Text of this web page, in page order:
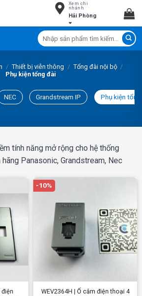
Xem chi
nhánh
Hải Phòng
Tìm
kiếm:
/ Thiết bị viễn thông / Tổng đài nội bộ /
Phụ kiện tổng đài
NEC Grandstream IP Phụ kiện
tính năng mở rộng cho hệ thống
Panasonic, Grandstream, Nec
điện
-10%
WEV2364H | Ổ cắm điện thoại 4